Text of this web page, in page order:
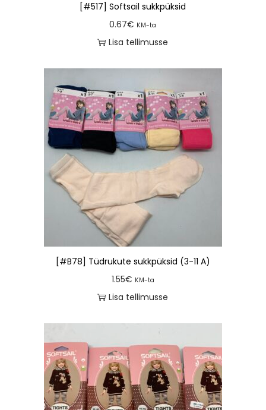
[#517] Softsail sukkpüksid
0.67€ KM-ta
Lisa tellimusse
[#B78] Tüdrukute sukkpüksid (3-11 A)
1.55€ KM-ta
Lisa tellimusse